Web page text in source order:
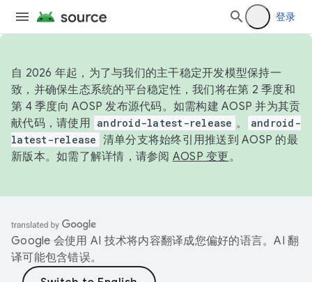
登录
自 2026 年起，为了与我们的主干稳定开发模型保持一
致，并确保生态系统的平台稳定性，我们将在第 2 季度和
第 4 季度向 AOSP 发布源代码。如需构建 AOSP 并为其贡
献代码，请使用 android-latest-release 。
android-
latest-release 清单分支将始终引用推送到 AOSP 的最
新版本。如需了解详情，请参阅 AOSP 变更。
Google 会使用 AI 技术将内容翻译成您偏好的语言。AI 翻
译可能包含错误。